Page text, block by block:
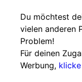
Du möchtest
vielen anderen
Problem!
Für deinen
Werbung,